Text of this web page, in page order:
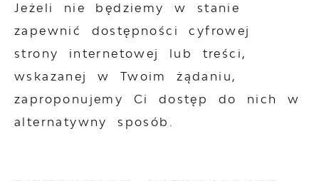
Jeżeli nie będziemy w stanie
zapewnić dostępności cyfrowej
strony internetowej lub treści,
wskazanej w Twoim żądaniu,
zaproponujemy Ci dostęp do nich w
alternatywny sposób.